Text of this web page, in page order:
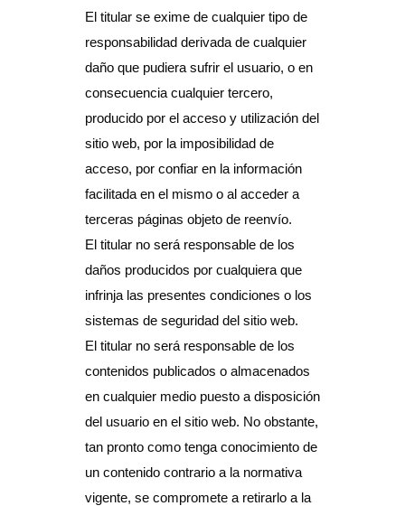
El titular se exime de cualquier tipo de
responsabilidad derivada de cualquier
daño que pudiera sufrir el usuario, o en
consecuencia cualquier tercero,
producido por el acceso y utilización del
sitio web, por la imposibilidad de
acceso, por confiar en la información
facilitada en el mismo o al acceder a
terceras páginas objeto de reenvío.
El titular no será responsable de los
daños producidos por cualquiera que
infrinja las presentes condiciones o los
sistemas de seguridad del sitio web.
El titular no será responsable de los
contenidos publicados o almacenados
en cualquier medio puesto a disposición
del usuario en el sitio web. No obstante,
tan pronto como tenga conocimiento de
un contenido contrario a la normativa
vigente, se compromete a retirarlo a la